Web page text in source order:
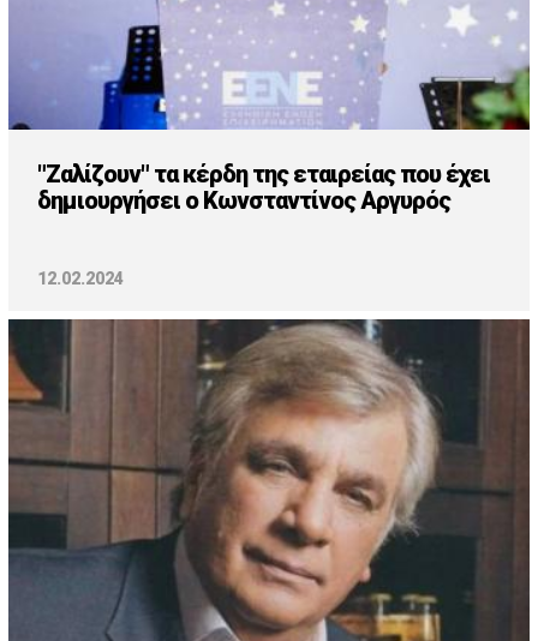
"Ζαλίζουν" τα κέρδη της εταιρείας που έχει
δημιουργήσει ο Κωνσταντίνος Αργυρός
12.02.2024